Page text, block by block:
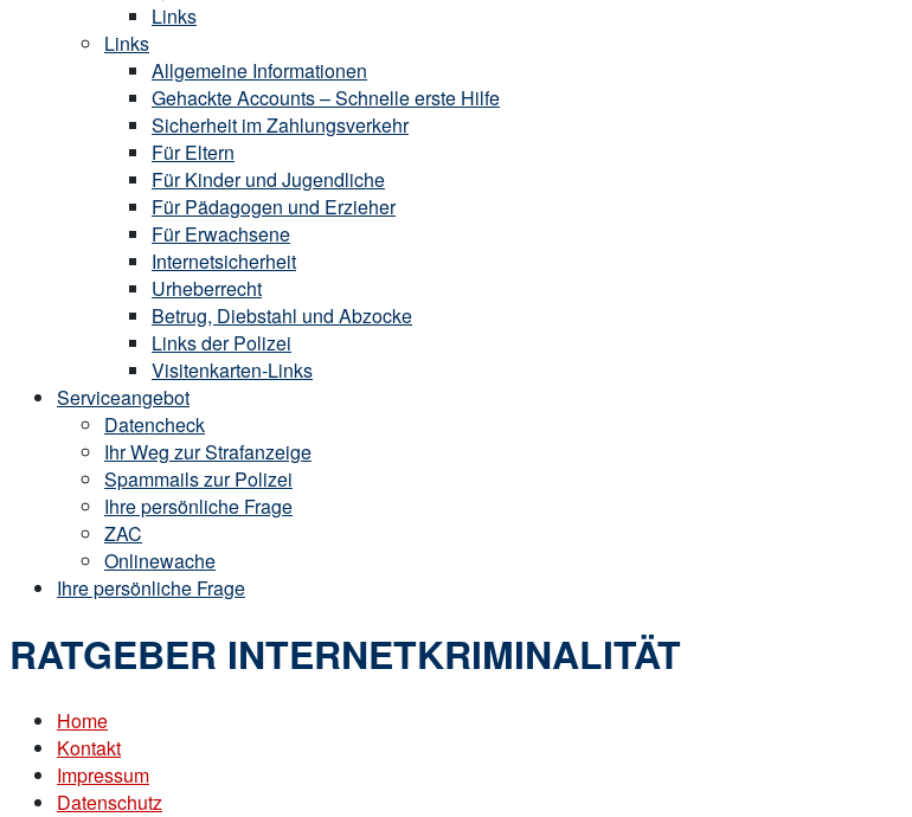
Links
Links
Allgemeine Informationen
Gehackte Accounts – Schnelle erste Hilfe
Sicherheit im Zahlungsverkehr
Für Eltern
Für Kinder und Jugendliche
Für Pädagogen und Erzieher
Für Erwachsene
Internetsicherheit
Urheberrecht
Betrug, Diebstahl und Abzocke
Links der Polizei
Visitenkarten-Links
Serviceangebot
Datencheck
Ihr Weg zur Strafanzeige
Spammails zur Polizei
Ihre persönliche Frage
ZAC
Onlinewache
Ihre persönliche Frage
RATGEBER INTERNETKRIMINALITÄT
Home
Kontakt
Impressum
Datenschutz